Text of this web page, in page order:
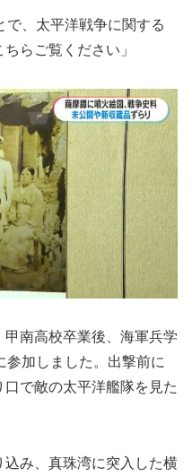
で、太平洋戦争に関する
らご覧ください」
南高校卒業後、海軍兵学
参加しました。出撃前に
で敵の太平洋艦隊を見た
み、真珠湾に突入した横